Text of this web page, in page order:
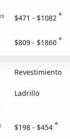
$471 - $1082 *
$809 - $1860 *
Revestimiento
Ladrillo
$198 - $454 *